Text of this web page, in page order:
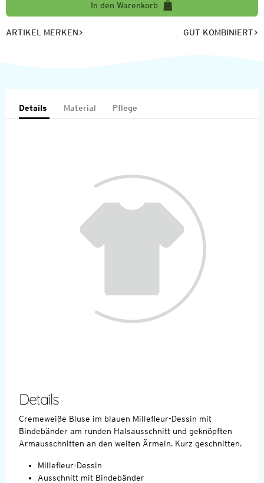
In den Warenkorb
ARTIKEL MERKEN GUT KOMBINIERT
Details Material Pflege
Details
Cremeweiße Bluse im blauen Millefleur-Dessin mit
Bindebänder am runden Halsausschnitt und geknöpften
Armausschnitten an den weiten Ärmeln. Kurz geschnitten.
Millefleur-Dessin
Ausschnitt mit Bindebänder